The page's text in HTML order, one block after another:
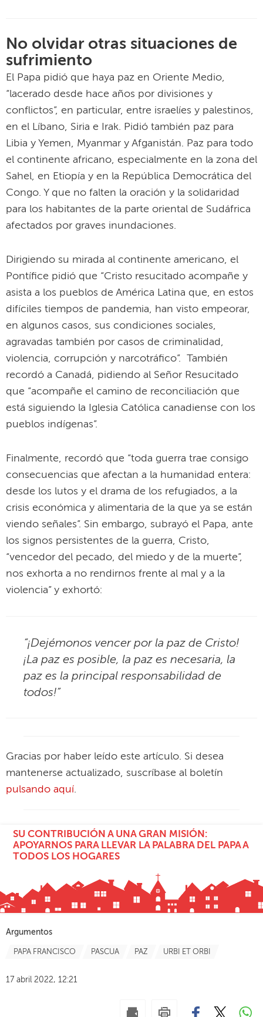
No olvidar otras situaciones de
sufrimiento
El Papa pidió que haya paz en Oriente Medio,
“lacerado desde hace años por divisiones y
conflictos”, en particular, entre israelíes y palestinos,
en el Líbano, Siria e Irak. Pidió también paz para
Libia y Yemen, Myanmar y Afganistán. Paz para todo
el continente africano, especialmente en la zona del
Sahel, en Etiopía y en la República Democrática del
Congo. Y que no falten la oración y la solidaridad
para los habitantes de la parte oriental de Sudáfrica
afectados por graves inundaciones.
Dirigiendo su mirada al continente americano, el
Pontífice pidió que “Cristo resucitado acompañe y
asista a los pueblos de América Latina que, en estos
difíciles tiempos de pandemia, han visto empeorar,
en algunos casos, sus condiciones sociales,
agravadas también por casos de criminalidad,
violencia, corrupción y narcotráfico”. También
recordó a Canadá, pidiendo al Señor Resucitado
que “acompañe el camino de reconciliación que
está siguiendo la Iglesia Católica canadiense con los
pueblos indígenas”.
Finalmente, recordó que “toda guerra trae consigo
consecuencias que afectan a la humanidad entera:
desde los lutos y el drama de los refugiados, a la
crisis económica y alimentaria de la que ya se están
viendo señales”. Sin embargo, subrayó el Papa, ante
los signos persistentes de la guerra, Cristo,
“vencedor del pecado, del miedo y de la muerte”,
nos exhorta a no rendirnos frente al mal y a la
violencia” y exhortó:
“¡Dejémonos vencer por la paz de Cristo!
¡La paz es posible, la paz es necesaria, la
paz es la principal responsabilidad de
todos!”
Gracias por haber leído este artículo. Si desea
mantenerse actualizado, suscríbase al boletín
pulsando aquí.
SU CONTRIBUCIÓN A UNA GRAN MISIÓN:
APOYARNOS PARA LLEVAR LA PALABRA DEL PAPA A
TODOS LOS HOGARES
Argumentos
PAPA FRANCISCO PASCUA PAZ URBI ET ORBI
17 abril 2022, 12:21